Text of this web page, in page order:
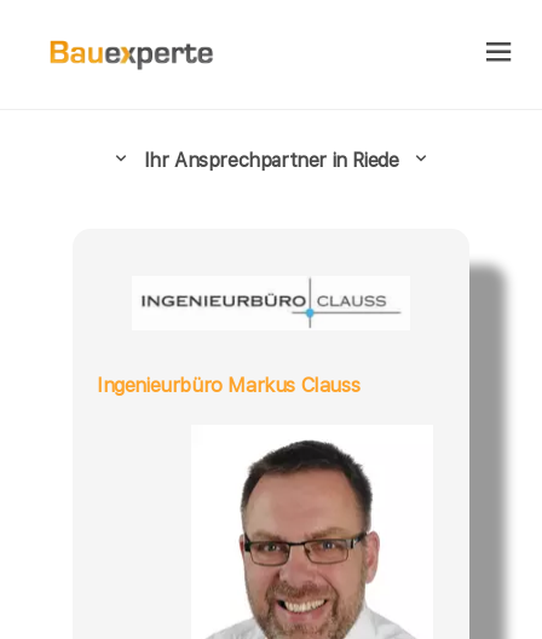
Ihr Ansprechpartner in Riede
Ingenieurbüro Markus Clauss